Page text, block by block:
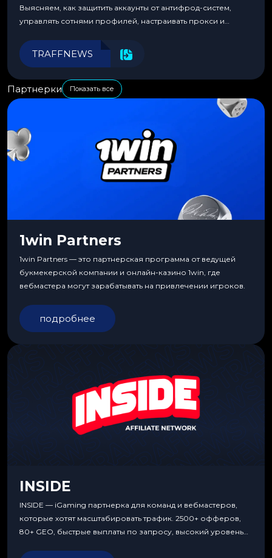
Выясняем, как защитить аккаунты от антифрод-систем,
управлять сотнями профилей, настраивать прокси и
эффективности.
TRAFFNEWS
Партнерки Показать все
1win Partners
1win Partners — это партнерская программа от ведущей
букмекерской компании и онлайн-казино 1win, где
вебмастера могут зарабатывать на привлечении игроков.
подробнее
INSIDE
INSIDE — iGaming партнерка для команд и вебмастеров,
которые хотят масштабировать трафик. 2500+ офферов,
80+ GEO, быстрые выплаты по запросу, высокий уровень